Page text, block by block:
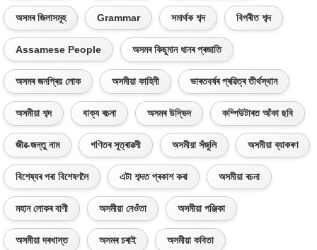
অসমৰ জিলাসমূহ Grammar সমাৰ্থক শব্দ বিপৰীত শব্দ
Assamese People অসমৰ কিছুমান ধানৰ প্ৰজাতি
অসমৰ জনপ্ৰিয় লোক অসমীয়া কাহিনী ভাৰতবৰ্ষৰ প্ৰৱিত্ৰ তীৰ্থস্থান
অসমীয়া শব্দ বাক্য ৰচনা অসমৰ উদ্ভিদ কম্পিউটাৰত আঁকা ছবি
জীৱ-জন্তু নাম গণিতৰ সূত্ৰাৱলী অসমীয়া সঁজুলি অসমীয়া ব্যাকৰণ
বিশেষ্যৰ পৰা বিশেষণলৈ এটা শব্দত প্ৰকাশ কৰা অসমীয়া ৰচনা
মহান লোকৰ বাণী অসমীয়া নেওঁতা অসমীয়া পঞ্জিকা
অসমীয়া দৰখাস্ত অসমৰ চৰাই অসমীয়া কবিতা